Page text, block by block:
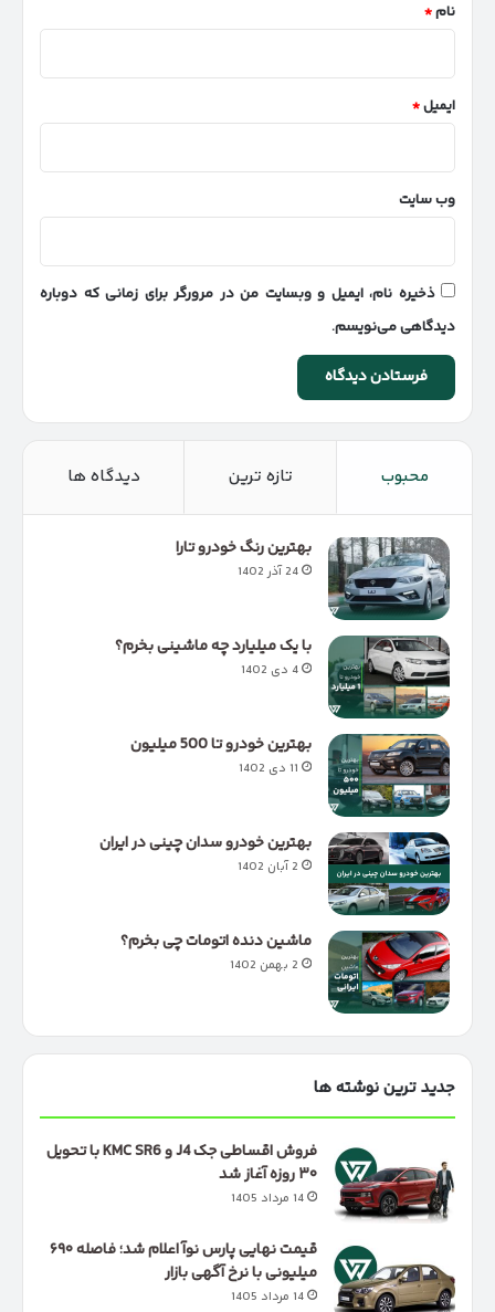
نام*
ایمیل*
وب‌ سایت
ذخیره نام، ایمیل و وبسایت من در مرورگر برای زمانی که دوباره
دیدگاهی می‌نویسم.
محبوب تازه ترین دیدگاه ها
بهترین رنگ خودرو تارا
24 آذر 1402
با یک میلیارد چه ماشینی بخرم؟
4 دی 1402
بهترین خودرو تا 500 میلیون
11 دی 1402
بهترین خودرو سدان چینی در ایران
2 آبان 1402
ماشین دنده اتومات چی بخرم؟
2 بهمن 1402
جدید ترین نوشته ها
فروش اقساطی جک J4 و KMC SR6 با تحویل
۳۰ روزه آغاز شد
14 مرداد 1405
قیمت نهایی پارس نوآ اعلام شد؛ فاصله ۶۹۰
میلیونی با نرخ آگهی بازار
14 مرداد 1405